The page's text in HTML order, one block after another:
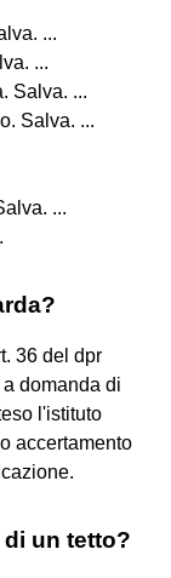
...
...
Salva. ...
Salva. ...
...
36 del dpr
domanda di
l'istituto
accertamento
un tetto?